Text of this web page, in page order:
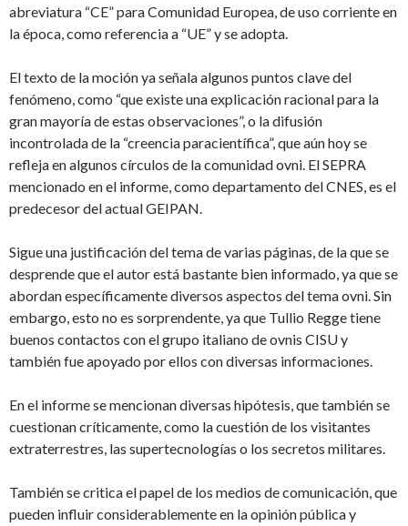
abreviatura “CE” para Comunidad Europea, de uso corriente en
la época, como referencia a “UE” y se adopta.
El texto de la moción ya señala algunos puntos clave del
fenómeno, como “que existe una explicación racional para la
gran mayoría de estas observaciones”, o la difusión
incontrolada de la “creencia paracientífica”, que aún hoy se
refleja en algunos círculos de la comunidad ovni. El SEPRA
mencionado en el informe, como departamento del CNES, es el
predecesor del actual GEIPAN.
Sigue una justificación del tema de varias páginas, de la que se
desprende que el autor está bastante bien informado, ya que se
abordan específicamente diversos aspectos del tema ovni. Sin
embargo, esto no es sorprendente, ya que Tullio Regge tiene
buenos contactos con el grupo italiano de ovnis CISU y
también fue apoyado por ellos con diversas informaciones.
En el informe se mencionan diversas hipótesis, que también se
cuestionan críticamente, como la cuestión de los visitantes
extraterrestres, las supertecnologías o los secretos militares.
También se critica el papel de los medios de comunicación, que
pueden influir considerablemente en la opinión pública y